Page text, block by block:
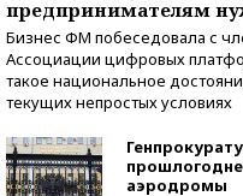
предпринимателям
Бизнес ФМ побеседовала с
Ассоциации цифровых
такое национальное
текущих непростых условиях
аэродромы